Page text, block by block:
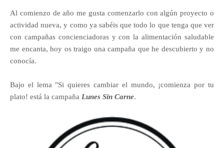
Al comienzo de año me gusta comenzarlo con algún proyecto o
actividad nueva, y como ya sabéisque todo lo que tenga que ver
con campañas concienciadoras y con la alimentación saludable
me encanta, hoy os traigo una campaña que he descubierto y no
conocía.
Bajo el lema "Si quieres cambiar el mundo, ¡comienza por tu
plato! está la campaña Lunes Sin Carne.